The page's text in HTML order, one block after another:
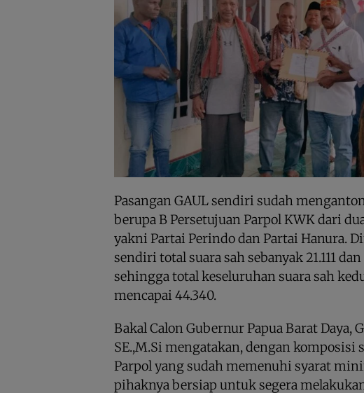
Pasangan GAUL sendiri sudah
berupa B Persetujuan Parpol KWK dari
yakni Partai Perindo dan Partai Hanura.
sendiri total suara sah sebanyak 21.111
sehingga total keseluruhan suara sah
mencapai 44.340.
Bakal Calon Gubernur Papua Barat Daya,
SE.,M.Si mengatakan, dengan komposisi
Parpol yang sudah memenuhi syarat
pihaknya bersiap untuk segera